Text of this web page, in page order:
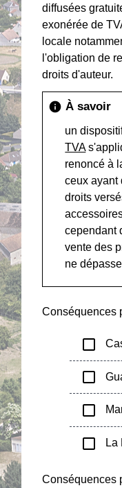
diffusées
exonérée de
locale
l'obligation de
droits d'auteur.
info À savoir
un
TVA
renoncé à
ceux ayant
droits
cependant
vente des
ne
Conséquences
check_box_outline_blank
check_box_outline_blank
check_box_outline_blank
check_box_outline_blank La
Conséquences